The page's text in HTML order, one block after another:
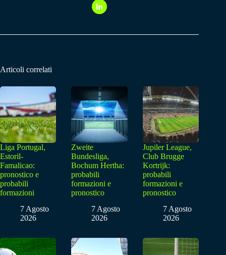
Articoli correlati
Liga Portugal,
Estoril-
Famalicao:
pronostico e
probabili
formazioni
7 Agosto
2026
Zweite
Bundesliga,
Bochum Hertha:
probabili
formazioni e
pronostico
7 Agosto
2026
Jupiler League,
Club Brugge
Kortrijk:
probabili
formazioni e
pronostico
7 Agosto
2026